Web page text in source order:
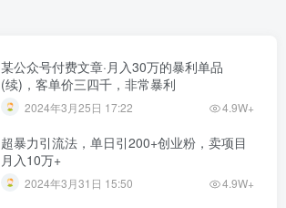
某公众号付费文章·月入30万的暴利单品
(续)，客单价三四千，非常暴利
2024年3月25日 17:22 4.9W+
超暴力引流法，单日引200+创业粉，卖项目
月入10万+
2024年3月31日 15:50 4.9W+